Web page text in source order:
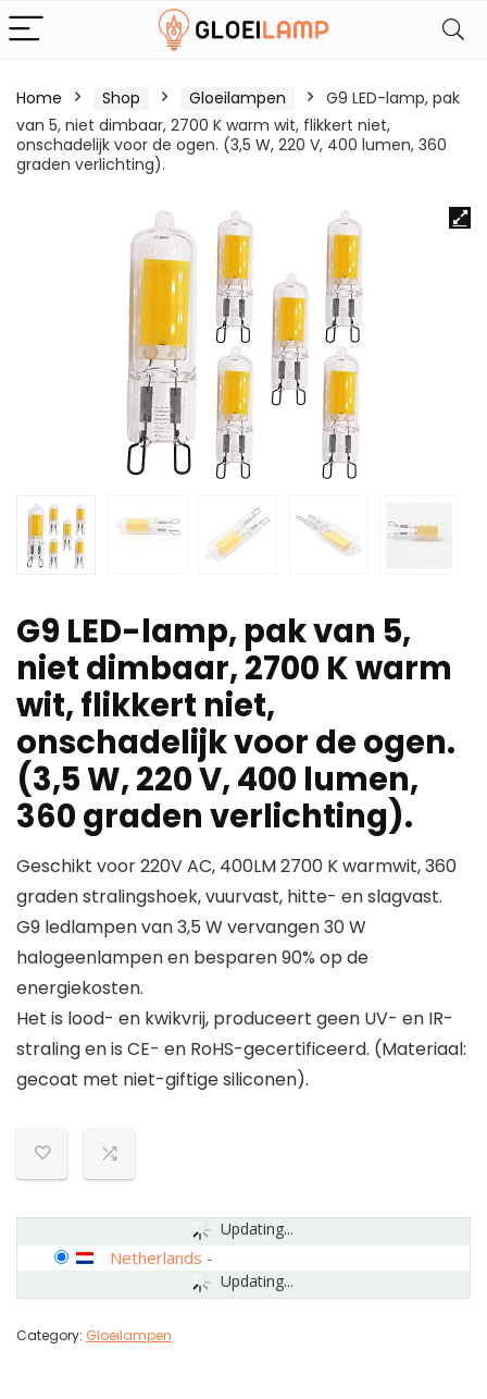
Home Shop Gloeilampen
G9 LED-lamp, pak
van 5, niet dimbaar, 2700 K warm wit, flikkert niet,
onschadelijk voor de ogen. (3,5 W, 220 V, 400 lumen, 360
graden verlichting).
G9 LED-lamp, pak van 5,
niet dimbaar, 2700 K warm
wit, flikkert niet,
onschadelijk voor de ogen.
(3,5 W, 220 V, 400 lumen,
360 graden verlichting).
Geschikt voor 220V AC, 400LM 2700 K warmwit, 360
graden stralingshoek, vuurvast, hitte- en slagvast.
G9 ledlampen van 3,5 W vervangen 30 W
halogeenlampen en besparen 90% op de
energiekosten.
Het is lood- en kwikvrij, produceert geen UV- en IR-
straling en is CE- en RoHS-gecertificeerd. (Materiaal:
gecoat met niet-giftige siliconen).
Updating...
Updating...
Netherlands -
Category: Gloeilampen